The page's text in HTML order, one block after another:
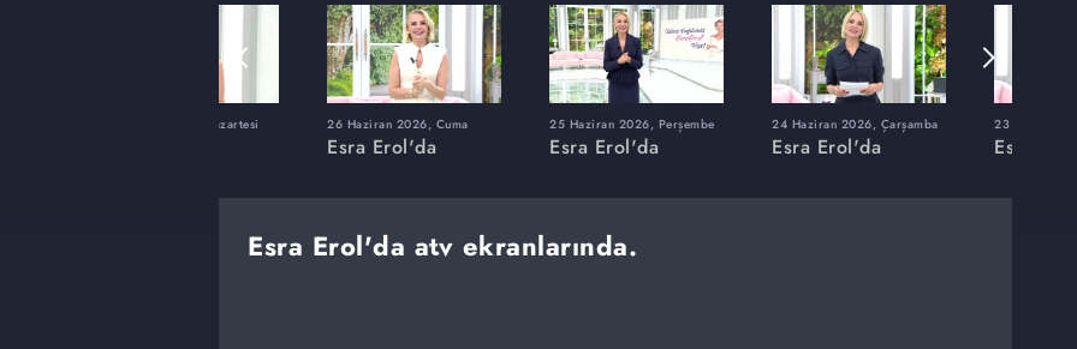
8 Haziran 2026, Pazartesi 26 Haziran 2026, Cuma
Esra Erol'da
25 Haziran 2026, Perşembe
Esra Erol'da
24 Haziran 2026, Çarşamba
Esra Erol'da
23 Haziran
Esra
Esra Erol'da atv ekranlarında.